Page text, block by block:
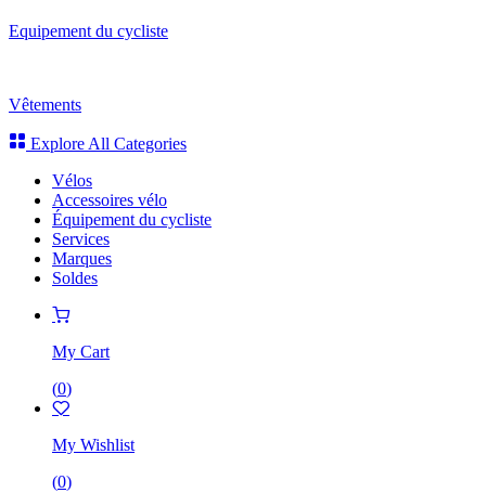
Equipement du cycliste
Vêtements
Explore All Categories
Vélos
Accessoires vélo
Équipement du cycliste
Services
Marques
Soldes
My Cart
(0)
My Wishlist
(0)